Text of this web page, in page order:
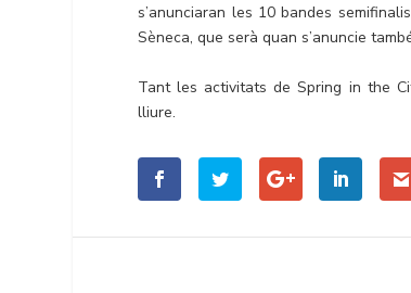
s’anunciaran les 10 bandes
Sèneca, que serà quan s’anuncie
Tant les activitats de Spring in the
lliure.